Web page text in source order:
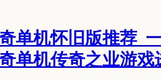
单机怀旧版推荐_
单机传奇之业游